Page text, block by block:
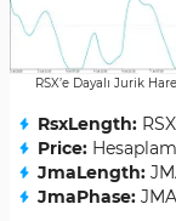
RSX’e Dayalı Jurik
RsxLength:
Price:
JmaLength:
JmaPhase: